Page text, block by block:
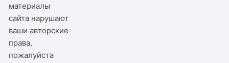
материалы
сайта нарушают
ваши авторские
права,
пожалуйста